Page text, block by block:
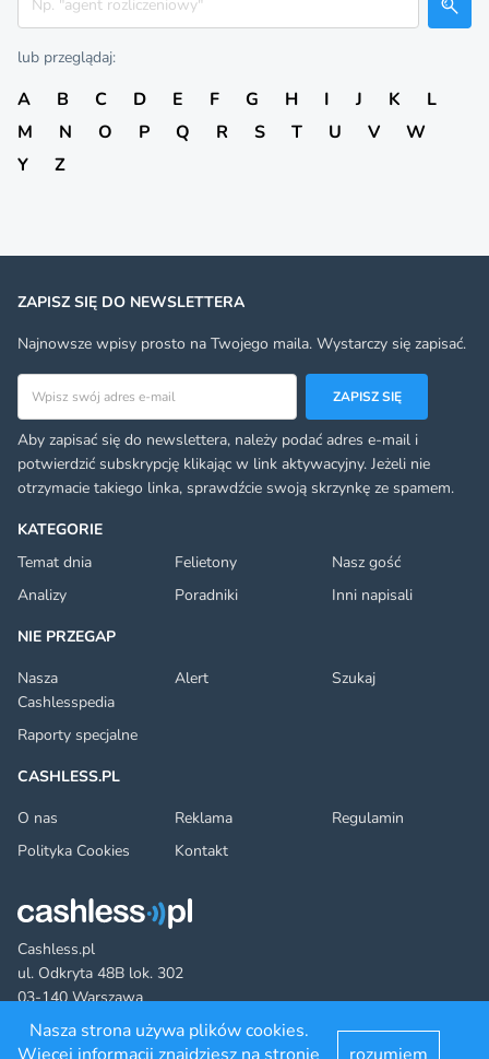
lub przeglądaj:
A B C D E F G H I J K
L
M
N O P Q R S T U V
W
Y
Z
Cashless.pl
ul. Odkryta 48B lok. 302
03-140 Warszawa
KATEGORIE
Temat dnia
Felietony
Nasz gość
Analizy
Poradniki
Inni napisali
NIE PRZEGAP
Nasza
Cashlesspedia
Alert Szukaj
Raporty specjalne
CASHLESS.PL
O nas
Reklama
Regulamin
Polityka Cookies
Kontakt
ZAPISZ SIĘ DO NEWSLETTERA
Najnowsze wpisy prosto na Twojego maila. Wystarczy się zapisać.
Adres email
ZAPISZ SIĘ
Aby zapisać się do newslettera, należy podać adres e-mail i
potwierdzić subskrypcję klikając w link aktywacyjny. Jeżeli nie
otrzymacie takiego linka, sprawdźcie swoją skrzynkę ze spamem.
Nasza strona używa plików cookies.